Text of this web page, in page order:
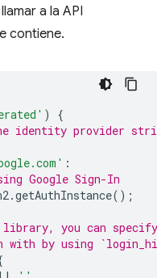
a la API
contiene.
)
{
identity provider
:
Google Sign-In
.getAuthInstance();
you can
with by using